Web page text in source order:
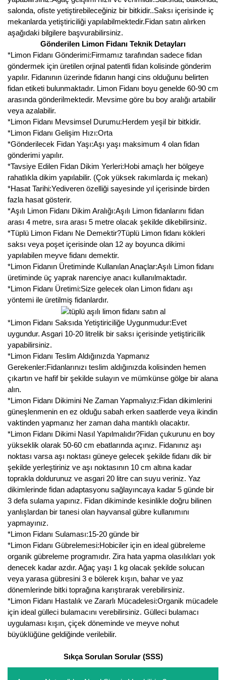
salonda, ofiste yetiştirebileceğiniz bir bitkidir..Saksı içerisinde iç
mekanlarda yetiştiriciliği yapılabilmektedir.Fidan satın alırken
aşağıdaki bilgilere başvurabilirsiniz.
Gönderilen Limon Fidanı Teknik Detayları
*Limon Fidanı Gönderimi:Firmamız tarafından sadece fidan
göndermek için üretilen orjinal patentli fidan kolisinde gönderim
yapılır. Fidanının üzerinde fidanın hangi cins olduğunu belirten
fidan etiketi bulunmaktadır. Limon Fidanı boyu genelde 60-90 cm
arasında gönderilmektedir. Mevsime göre bu boy aralığı artabilir
veya azalabilir.
*Limon Fidanı Mevsimsel Durumu:Herdem yeşil bir bitkidir.
*Limon Fidanı Gelişim Hızı:Orta
*Gönderilecek Fidan Yaşı:Aşı yaşı maksimum 4 olan fidan
gönderimi yapılır.
*Tavsiye Edilen Fidan Dikim Yerleri:Hobi amaçlı her bölgeye
rahatlıkla dikim yapılabilir. (Çok yüksek rakımlarda iç mekan)
*Hasat Tarihi:Yediveren özelliği sayesinde yıl içerisinde birden
fazla hasat gösterir.
*Aşılı Limon Fidanı Dikim Aralığı:Aşılı Limon fidanlarını fidan
arası 4 metre, sıra arası 5 metre olacak şekilde dikebilirsiniz.
*Tüplü Limon Fidanı Ne Demektir?Tüplü Limon fidanı kökleri
saksı veya poşet içerisinde olan 12 ay boyunca dikimi
yapılabilen meyve fidanı demektir.
*Limon Fidanın Üretiminde Kullanılan Anaçlar:Aşılı Limon fidanı
üretiminde üç yaprak narenciye anacı kullanılmaktadır.
*Limon Fidanı Üretimi:Size gelecek olan Limon fidanı aşı
yöntemi ile üretilmiş fidanlardır.
*Limon Fidanı Saksıda Yetiştiriciliğe Uygunmudur:Evet
uygundur. Asgari 10-20 litrelik bir saksı içerisinde yetiştiricilik
yapabilirsiniz.
*Limon Fidanı Teslim Aldığınızda Yapmanız
Gerekenler:Fidanlarınızı teslim aldığınızda kolisinden hemen
çıkartın ve hafif bir şekilde sulayın ve mümkünse gölge bir alana
alın.
*Limon Fidanı Dikimini Ne Zaman Yapmalıyız:Fidan dikimlerini
güneşlenmenin en ez olduğu sabah erken saatlerde veya ikindin
vaktinden yapmanız her zaman daha mantıklı olacaktır.
*Limon Fidanı Dikimi Nasıl Yapılmalıdır?Fidan çukurunu en boy
yükseklik olarak 50-60 cm ebatlarında açınız. Fidanınız aşı
noktası varsa aşı noktası güneye gelecek şekilde fidanı dik bir
şekilde yerleştiriniz ve aşı noktasının 10 cm altına kadar
toprakla doldurunuz ve asgari 20 litre can suyu veriniz. Yaz
dikimlerinde fidan adaptasyonu sağlayıncaya kadar 5 günde bir
3 defa sulama yapınız. Fidan dikiminde kesinlikle doğru bilinen
yanlışlardan bir tanesi olan hayvansal gübre kullanımını
yapmayınız.
*Limon Fidanı Sulaması:15-20 günde bir
*Limon Fidanı Gübrelemesi:Hobiciler için en ideal gübreleme
organik gübreleme programıdır. Zira hata yapma olasılıkları yok
denecek kadar azdır. Ağaç yaşı 1 kg olacak şekilde solucan
veya yarasa gübresini 3 e bölerek kışın, bahar ve yaz
dönemlerinde bitki toprağına karıştırarak verebilirsiniz.
*Limon Fidanı Hastalık ve Zararlı Mücadelesi:Organik mücadele
için ideal gülleci bulamacını verebilirsiniz. Gülleci bulamacı
uygulaması kışın, çiçek döneminde ve meyve nohut
büyüklüğüne geldiğinde verilebilir.
Sıkça Sorulan Sorular (SSS)
Goji Berry Fidanı
Hünnap Fidanı
İncir Fidanı
Kapari Gebre Otu Fidanı
Kayısı Fidanı
Keçiboynuzu Fidanı
Kestane Fidanı
Kiraz Fidanı
Kivi Fidanı
Kızılcık Fidanı
Kocayemiş Fidanı
Kuşburnu Fidanı
Liçi Fidanı
Malta Eriği Fidanı
Mango Fidanı
Melez Meyveler
Murt Fidanı
Muşmula Fidanı
Muz Fidanı
Nadir Çeşit Meyveler
Nar Fidanı
Narenciye Fidanları
Nektarin Fidanı
Papaya Fidanı
Pepino Fidanı
Pitaya Fidanı
Şeftali Fidanı
Trabzon Hurması Fidanı